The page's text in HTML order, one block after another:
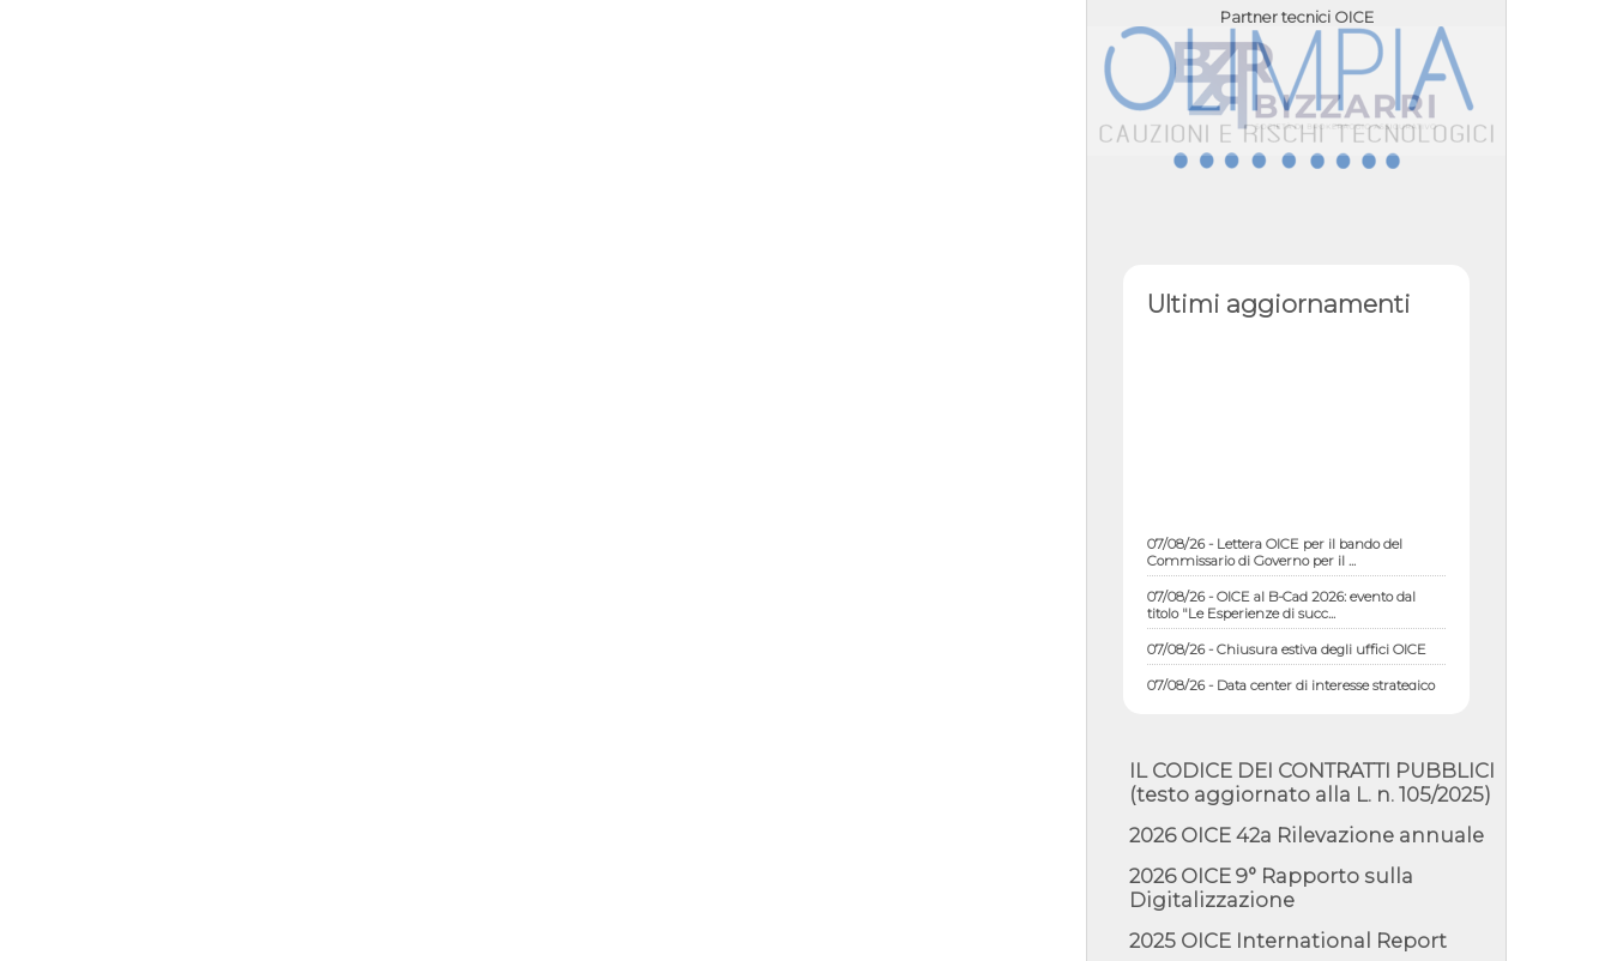
Partner tecnici OICE
Ultimi aggiornamenti
Commissario di Governo per il ...
07/08/26 - OICE al B-Cad 2026: evento dal
titolo "Le Esperienze di succ...
07/08/26 - Chiusura estiva degli uffici OICE
07/08/26 - Data center di interesse strategico
nazionale; interventi pe...
07/08/26 - Ponte sullo Stretto di Messina:
deliberata la sussistenza di...
07/08/26 - Tunnel Brennero, dal Cipess via
libera al quinto lotto costr...
06/08/26 - Istat, produzione industriale in calo
dell'1% a giugno, su a...
06/08/26 - Dal 3 agosto in vigore l'obbligo di
energie rinnovabili con ...
IL CODICE DEI CONTRATTI PUBBLICI
(testo aggiornato alla L. n. 105/2025)
2026 OICE 42a Rilevazione annuale
2026 OICE 9° Rapporto sulla
Digitalizzazione
2025 OICE International Report